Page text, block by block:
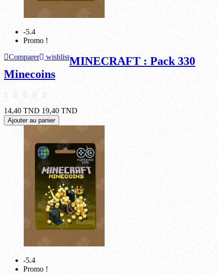
-5.4
Promo !
Comparer
wishlistMINECRAFT : Pack 330
Minecoins
14,40 TND 19,40 TND
Ajouter au panier
-5.4
Promo !